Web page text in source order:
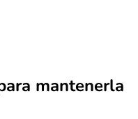
mantenerla